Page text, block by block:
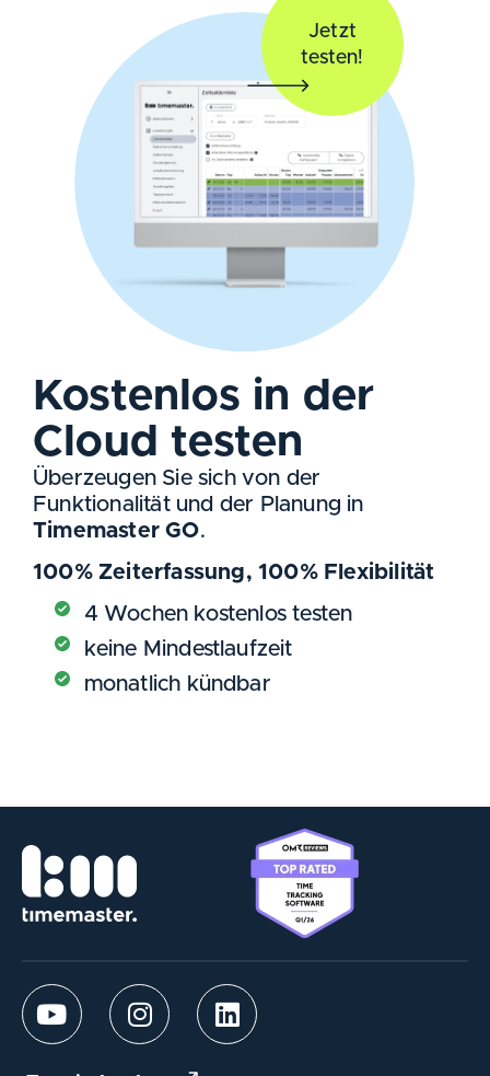
Kostenlos in der
Cloud testen
Überzeugen Sie sich von der
Funktionalität und der Planung in
Timemaster GO.
100% Zeiterfassung, 100% Flexibilität
4 Wochen kostenlos testen
keine Mindestlaufzeit
monatlich kündbar
Jetzt
testen!